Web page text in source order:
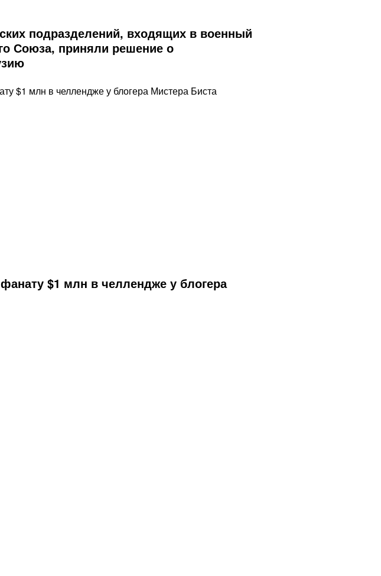
подразделений, входящих в военный
Союза, приняли решение о
$1 млн в челлендже у блогера